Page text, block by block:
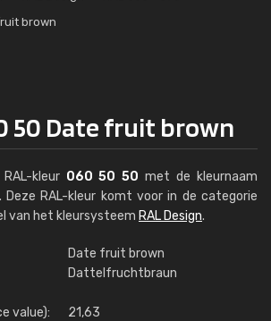
brown
50 Date fruit brown
kleur 060 50 50 met de kleurnaam
Deze RAL-kleur komt voor in de categorie
van het kleursysteem RAL Design.
Date fruit brown
Dattelfruchtbraun
value): 21,63